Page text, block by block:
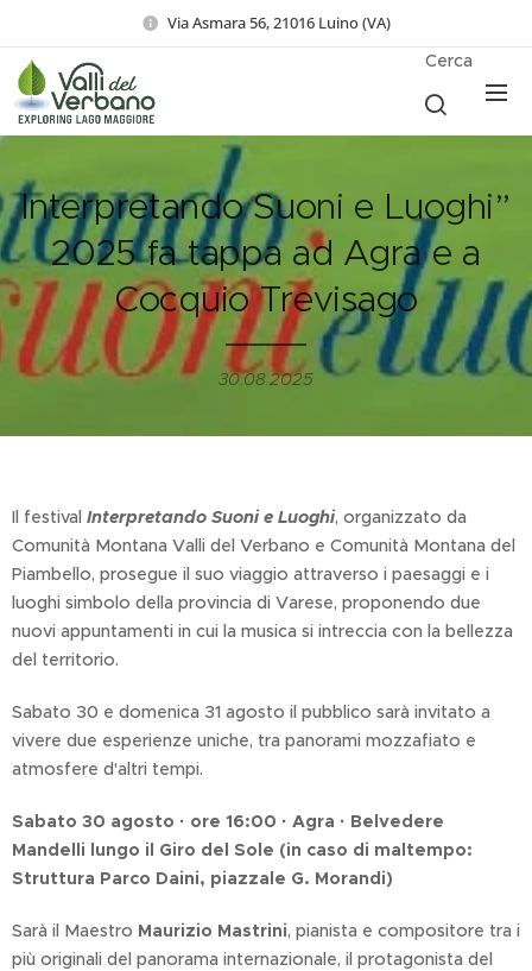
Via Asmara 56, 21016 Luino (VA)
Cerca
Interpretando Suoni e Luoghi”
2025 fa tappa ad Agra e a
Cocquio Trevisago
30.08.2025
Il festival Interpretando Suoni e Luoghi, organizzato da
Comunità Montana Valli del Verbano e Comunità Montana del
Piambello, prosegue il suo viaggio attraverso i paesaggi e i
luoghi simbolo della provincia di Varese, proponendo due
nuovi appuntamenti in cui la musica si intreccia con la bellezza
del territorio.
Sabato 30 e domenica 31 agosto il pubblico sarà invitato a
vivere due esperienze uniche, tra panorami mozzafiato e
atmosfere d'altri tempi.
Sabato 30 agosto · ore 16:00 · Agra · Belvedere
Mandelli lungo il Giro del Sole (in caso di maltempo:
Struttura Parco Daini, piazzale G. Morandi)
Sarà il Maestro Maurizio Mastrini, pianista e compositore tra i
più originali del panorama internazionale, il protagonista del